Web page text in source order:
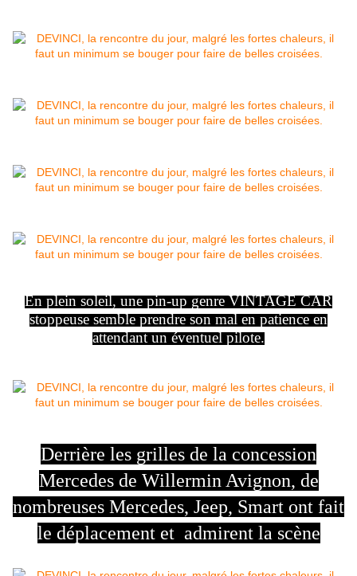
En plein soleil, une pin-up genre VINTAGE CAR
stoppeuse semble prendre son mal en patience en
attendant un éventuel pilote.
Derrière les grilles de la concession
Mercedes de Willermin Avignon, de
nombreuses Mercedes, Jeep, Smart ont fait
le déplacement et admirent la scène